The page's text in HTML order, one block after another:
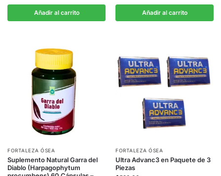
Añadir al carrito Añadir al carrito
FORTALEZA ÓSEA
Suplemento Natural Garra del
Diablo (Harpagophytum
FORTALEZA ÓSEA
Ultra Advanc3 en Paquete de 3
Piezas